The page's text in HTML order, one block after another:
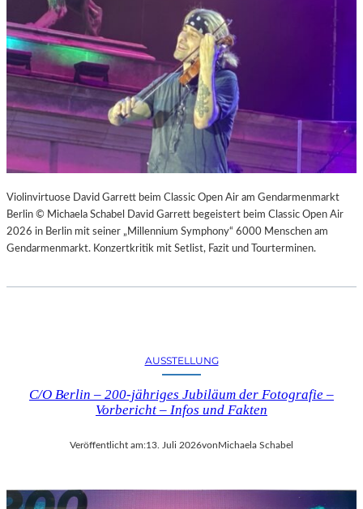
Violinvirtuose David Garrett beim Classic Open Air am Gendarmenmarkt
Berlin © Michaela Schabel David Garrett begeistert beim Classic Open Air
2026 in Berlin mit seiner „Millennium Symphony“ 6000 Menschen am
Gendarmenmarkt. Konzertkritik mit Setlist, Fazit und Tourterminen.
AUSSTELLUNG
C/O Berlin – 200-jähriges Jubiläum der Fotografie –
Vorbericht – Infos und Fakten
Veröffentlicht am:13. Juli 2026von Michaela Schabel